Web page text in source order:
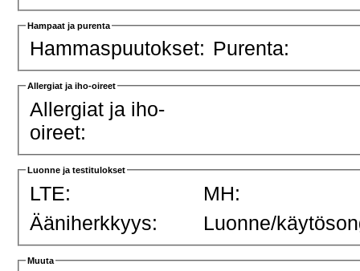
Hampaat ja purenta
Hammaspuutokset: Purenta:
Allergiat ja iho-oireet
Allergiat ja iho-
oireet:
Luonne ja testitulokset
LTE:
MH:
Ääniherkkyys:
Luonne/
Muuta